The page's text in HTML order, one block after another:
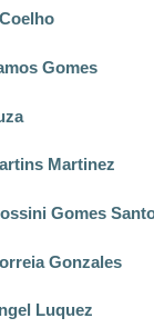
Gomes
Martinez
Gomes
Gonzales
Luquez